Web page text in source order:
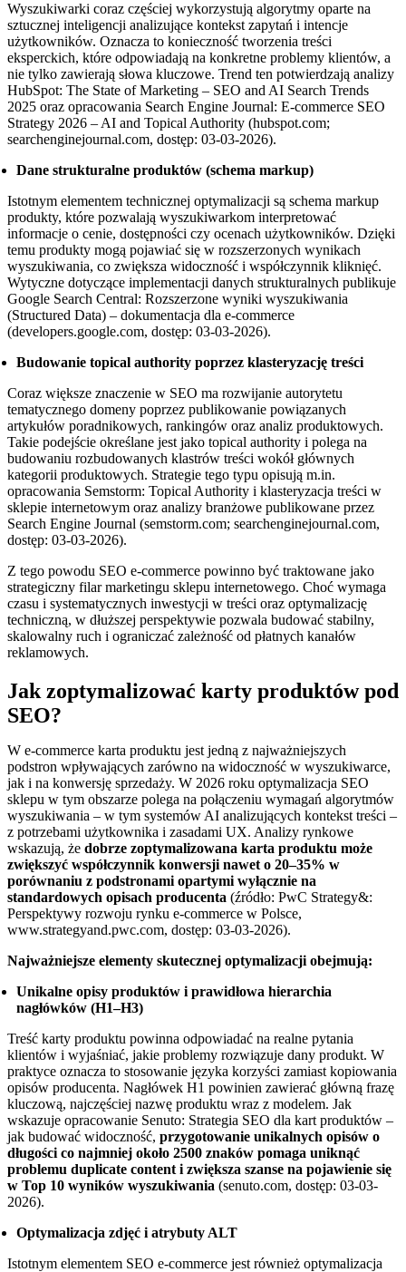
Wyszukiwarki coraz częściej wykorzystują algorytmy oparte na
sztucznej inteligencji analizujące kontekst zapytań i intencje
użytkowników. Oznacza to konieczność tworzenia treści
eksperckich, które odpowiadają na konkretne problemy klientów, a
nie tylko zawierają słowa kluczowe. Trend ten potwierdzają analizy
HubSpot: The State of Marketing – SEO and AI Search Trends
2025 oraz opracowania Search Engine Journal: E-commerce SEO
Strategy 2026 – AI and Topical Authority (hubspot.com;
searchenginejournal.com, dostęp: 03-03-2026).
Dane strukturalne produktów (schema markup)
Istotnym elementem technicznej optymalizacji są schema markup
produkty, które pozwalają wyszukiwarkom interpretować
informacje o cenie, dostępności czy ocenach użytkowników. Dzięki
temu produkty mogą pojawiać się w rozszerzonych wynikach
wyszukiwania, co zwiększa widoczność i współczynnik kliknięć.
Wytyczne dotyczące implementacji danych strukturalnych publikuje
Google Search Central: Rozszerzone wyniki wyszukiwania
(Structured Data) – dokumentacja dla e-commerce
(developers.google.com, dostęp: 03-03-2026).
Budowanie topical authority poprzez klasteryzację treści
Coraz większe znaczenie w SEO ma rozwijanie autorytetu
tematycznego domeny poprzez publikowanie powiązanych
artykułów poradnikowych, rankingów oraz analiz produktowych.
Takie podejście określane jest jako topical authority i polega na
budowaniu rozbudowanych klastrów treści wokół głównych
kategorii produktowych. Strategie tego typu opisują m.in.
opracowania Semstorm: Topical Authority i klasteryzacja treści w
sklepie internetowym oraz analizy branżowe publikowane przez
Search Engine Journal (semstorm.com; searchenginejournal.com,
dostęp: 03-03-2026).
Z tego powodu SEO e-commerce powinno być traktowane jako
strategiczny filar marketingu sklepu internetowego. Choć wymaga
czasu i systematycznych inwestycji w treści oraz optymalizację
techniczną, w dłuższej perspektywie pozwala budować stabilny,
skalowalny ruch i ograniczać zależność od płatnych kanałów
reklamowych.
Jak zoptymalizować karty produktów pod
SEO?
W e-commerce karta produktu jest jedną z najważniejszych
podstron wpływających zarówno na widoczność w wyszukiwarce,
jak i na konwersję sprzedaży. W 2026 roku optymalizacja SEO
sklepu w tym obszarze polega na połączeniu wymagań algorytmów
wyszukiwania – w tym systemów AI analizujących kontekst treści –
z potrzebami użytkownika i zasadami UX. Analizy rynkowe
wskazują, że dobrze zoptymalizowana karta produktu może
zwiększyć współczynnik konwersji nawet o 20–35% w
porównaniu z podstronami opartymi wyłącznie na
standardowych opisach producenta (źródło: PwC Strategy&:
Perspektywy rozwoju rynku e-commerce w Polsce,
www.strategyand.pwc.com, dostęp: 03-03-2026).
Najważniejsze elementy skutecznej optymalizacji obejmują:
Unikalne opisy produktów i prawidłowa hierarchia
nagłówków (H1–H3)
Treść karty produktu powinna odpowiadać na realne pytania
klientów i wyjaśniać, jakie problemy rozwiązuje dany produkt. W
praktyce oznacza to stosowanie języka korzyści zamiast kopiowania
opisów producenta. Nagłówek H1 powinien zawierać główną frazę
kluczową, najczęściej nazwę produktu wraz z modelem. Jak
wskazuje opracowanie Senuto: Strategia SEO dla kart produktów –
jak budować widoczność, przygotowanie unikalnych opisów o
długości co najmniej około 2500 znaków pomaga uniknąć
problemu duplicate content i zwiększa szanse na pojawienie się
w Top 10 wyników wyszukiwania (senuto.com, dostęp: 03-03-
2026).
Optymalizacja zdjęć i atrybuty ALT
Istotnym elementem SEO e-commerce jest również optymalizacja